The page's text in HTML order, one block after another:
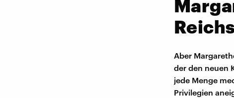
Aber
der den neuen
jede Menge
Privilegien